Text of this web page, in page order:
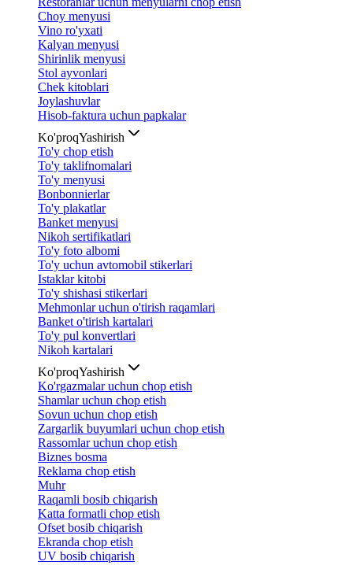
Choy menyusi
Vino ro'yxati
Kalyan menyusi
Shirinlik menyusi
Stol ayvonlari
Chek kitoblari
Joylashuvlar
Hisob-faktura uchun papkalar
Ko'proqYashirish
To'y chop etish
To'y taklifnomalari
To'y menyusi
Bonbonnierlar
To'y plakatlar
Banket menyusi
Nikoh sertifikatlari
To'y foto albomi
To'y uchun avtomobil stikerlari
Istaklar kitobi
To'y shishasi stikerlari
Mehmonlar uchun o'tirish raqamlari
Banket o'tirish kartalari
To'y pul konvertlari
Nikoh kartalari
Ko'proqYashirish
Ko'rgazmalar uchun chop etish
Shamlar uchun chop etish
Sovun uchun chop etish
Zargarlik buyumlari uchun chop etish
Rassomlar uchun chop etish
Biznes bosma
Reklama chop etish
Muhr
Raqamli bosib chiqarish
Katta formatli chop etish
Ofset bosib chiqarish
Ekranda chop etish
UV bosib chiqarish